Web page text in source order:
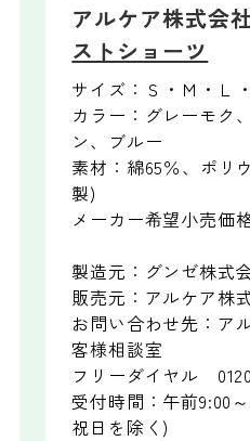
アルケア株式会
ストショーツ
サイズ：Ｓ・Ｍ・Ｌ
カラー：グレーモク
ン、ブルー
素材：綿65％、ポリ
製)
メーカー希望小売価
製造元：グンゼ株式
販売元：アルケア株
お問い合わせ先：
客様相談室
フリーダイヤル
受付時間：午前9:00
祝日を除く)